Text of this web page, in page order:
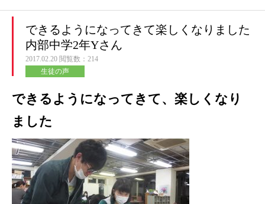
できるようになってきて楽しくなりました
内部中学2年Yさん
2017.02.20 閲覧数：214
生徒の声
できるようになってきて、楽しくなり
ました